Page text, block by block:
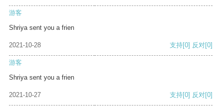
游客
Shriya sent you a frien
2021-10-28 支持[0] 反对[0]
游客
Shriya sent you a frien
2021-10-27 支持[0] 反对[0]